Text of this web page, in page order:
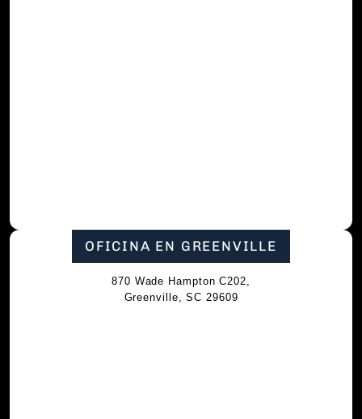
OFICINA EN GREENVILLE
870 Wade Hampton C202,
Greenville, SC 29609